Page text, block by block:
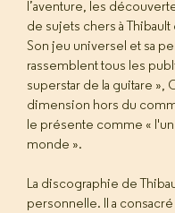
l’aventure, les
de sujets chers à
Son jeu universel et sa
rassemblent tous les
superstar de la guitare »,
dimension hors du
le présente comme «
monde ».
La discographie de
personnelle. Il a